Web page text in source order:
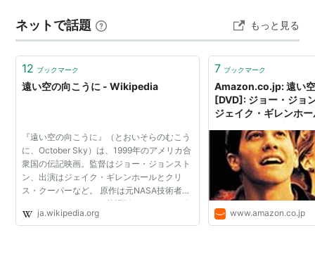
る。
伝を基にした青春ドラマの佳作。
ロケットボーイズ〈上〉
作者:ホーマーヒッカム・ジュニ
ア,Homer H.,Jr. Hickam,武者圭子
出版社/メーカー:
草思社
発売日:
1999/12
購入: 2人クリック: 20回
れてもやりたいってモチベーションがある人なんだね。
自分の興味あることが仕事にも繋がるっ…
ネットで話題 もっと見る
12 ブックマーク
遠い空の向こうに - Wikipedia
『遠い空の向こうに』（とおいそらのむこう
に、October Sky）は、1999年のアメリカ合
衆国の伝記映画。監督はジョー・ジョンスト
ン、出演はジェイク・ギレンホールとクリ
ス・クーパーなど。 原作は元NASA技術者の
ホーマー・ヒッカム（英語版）による1998年
の回想録『October Sky』で、日本でいう中
ja.wikipedia.org
7 ブックマーク
Amazon.co.jp: 遠い
[DVD]: ジョー・ジョ
ジェイク・ギレンホ
ェン (出演), ローラ
イク・ギレンホール
www.amazon.co.jp